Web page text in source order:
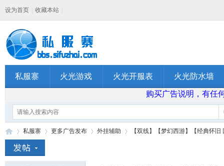
设为首页 收藏本站
私服寨 火光游戏 火光开服表 火光防水墙
购买广告说明，有任
私服寨 更多广告发布 外挂辅助 【双线】【梦幻西游】【经典怀